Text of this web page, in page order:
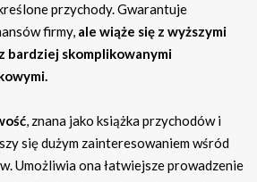
przychody. Gwarantuje
firmy, ale wiąże się z wyższymi
bardziej skomplikowanymi
, znana jako książka przychodów i
się dużym zainteresowaniem wśród
Umożliwia ona łatwiejsze prowadzenie